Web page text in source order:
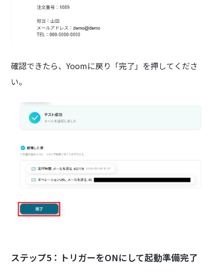
確認できたら、Yoomに戻り「完了」を押してくださ
い。
ステップ5：トリガーをONにして起動準備完了